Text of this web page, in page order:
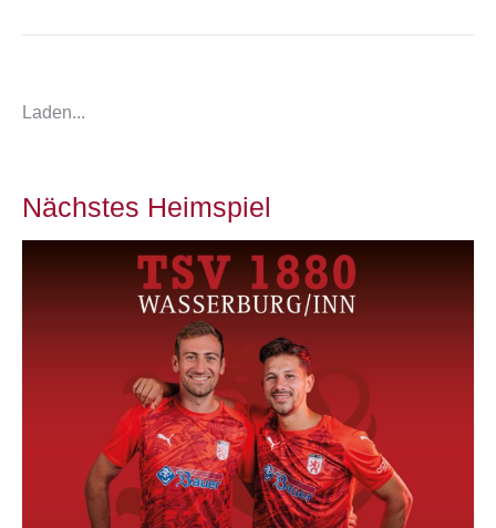
Laden...
Nächstes Heimspiel